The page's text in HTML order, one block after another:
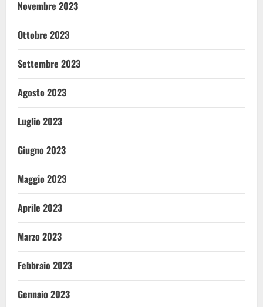
Novembre 2023
Ottobre 2023
Settembre 2023
Agosto 2023
Luglio 2023
Giugno 2023
Maggio 2023
Aprile 2023
Marzo 2023
Febbraio 2023
Gennaio 2023